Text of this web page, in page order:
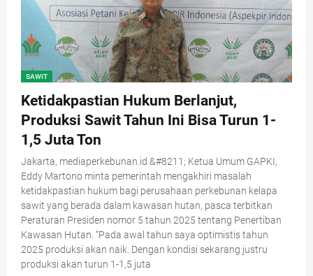
SAWIT
Ketidakpastian Hukum Berlanjut,
Produksi Sawit Tahun Ini Bisa Turun 1-
1,5 Juta Ton
Jakarta, mediaperkebunan.id &#8211; Ketua Umum GAPKI,
Eddy Martono minta pemerintah mengakhiri masalah
ketidakpastian hukum bagi perusahaan perkebunan kelapa
sawit yang berada dalam kawasan hutan, pasca terbitkan
Peraturan Presiden nomor 5 tahun 2025 tentang Penertiban
Kawasan Hutan. “Pada awal tahun saya optimistis tahun
2025 produksi akan naik. Dengan kondisi sekarang justru
produksi akan turun 1-1,5 juta